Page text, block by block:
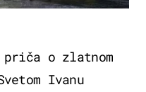
priča o zlatnom
Ivanu